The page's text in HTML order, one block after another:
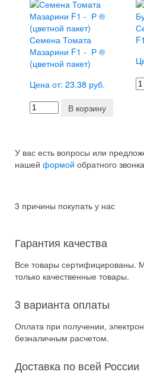
Семена Томата
Мазарини F1 - Р ®
(цветной пакет)
Цена от: 23.38 руб.
В корзину
F1
У вас есть вопросы или
нашей формой обратного звонка
3 причины покупать у нас
Гарантия качества
Все товары сертифицированы.
только качественные товары.
3 варианта оплаты
Оплата при получении,
безналичным расчетом.
Доставка по всей России